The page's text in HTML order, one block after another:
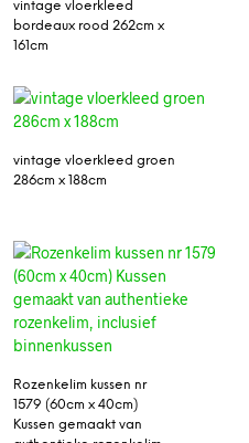
vintage vloerkleed
bordeaux rood 262cm x
161cm
vintage vloerkleed groen
286cm x 188cm
Rozenkelim kussen nr
1579 (60cm x 40cm)
Kussen gemaakt van